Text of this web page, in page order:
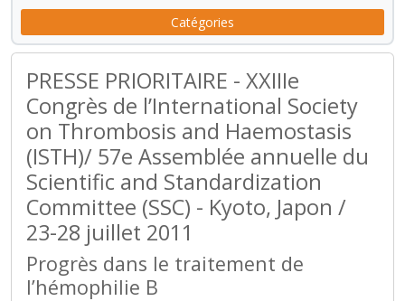
Catégories
PRESSE PRIORITAIRE - XXIIIe
Congrès de l’International Society
on Thrombosis and Haemostasis
(ISTH)/ 57e Assemblée annuelle du
Scientific and Standardization
Committee (SSC) - Kyoto, Japon /
23-28 juillet 2011
Progrès dans le traitement de
l’hémophilie B